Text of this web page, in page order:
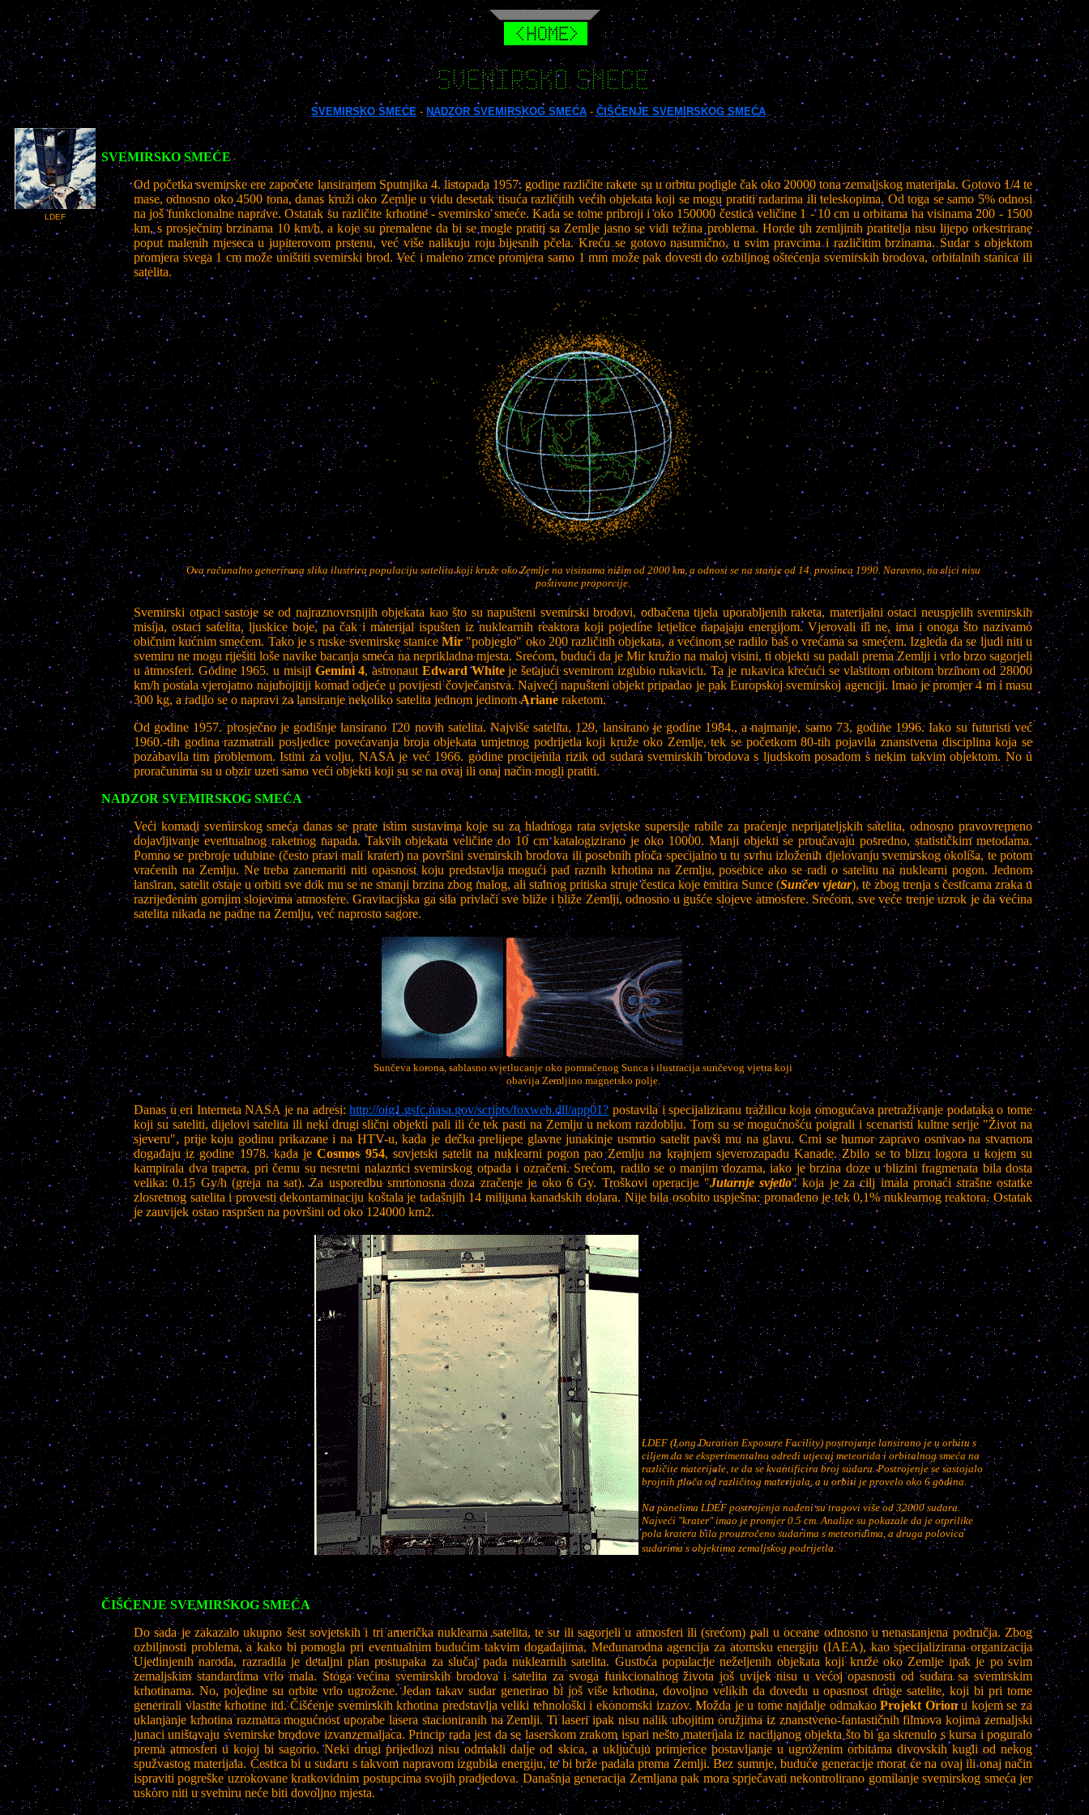
SVEMIRSKO SMECE
SVEMIRSKO SMEĆE- NADZOR SVEMIRSKOG SMEĆA -ČIŠĆENJE SVEMIRSKOG SMEĆA
LDEF
SVEMIRSKO SMEĆE
Od početka svemirske ere započete lansiranjem Sputnjika 4. listopada 1957. godine različite rakete su u orbitu podigle čak oko 20000 tona zemaljskog materijala. Gotovo 1/4 te
mase, odnosno oko 4500 tona, danas kruži oko Zemlje u vidu desetak tisuća različitih većih objekata koji se mogu pratiti radarima ili teleskopima. Od toga se samo 5% odnosi
na još funkcionalne naprave. Ostatak su različite krhotine - svemirsko smeće. Kada se tome pribroji i oko 150000 čestica veličine 1 - 10 cm u orbitama na visinama 200 - 1500
km, s prosječnim brzinama 10 km/h, a koje su premalene da bi se mogle pratiti sa Zemlje jasno se vidi težina problema. Horde tih zemljinih pratitelja nisu lijepo orkestrirane
poput malenih mjeseca u jupiterovom prstenu, već više nalikuju roju bijesnih pčela. Kreću se gotovo nasumično, u svim pravcima i različitim brzinama. Sudar s objektom
promjera svega 1 cm može uništiti svemirski brod. Već i maleno zrnce promjera samo 1 mm može pak dovesti do ozbiljnog oštećenja svemirskih brodova, orbitalnih stanica ili
satelita.
Ova računalno generirana slika ilustrira populaciju satelita koji kruže oko Zemlje na visinama nižim od 2000 km, a odnosi se na stanje od 14. prosinca 1990. Naravno, na slici nisu
poštivane proporcije.
Svemirski otpaci sastoje se od najraznovrsnijih objekata kao što su napušteni svemirski brodovi, odbačena tijela uporabljenih raketa, materijalni ostaci neuspjelih svemirskih
misija, ostaci satelita, ljuskice boje, pa čak i materijal ispušten iz nuklearnih reaktora koji pojedine letjelice napajaju energijom. Vjerovali ili ne, ima i onoga što nazivamo
običnim kućnim smećem. Tako je s ruske svemirske staniceMir"pobjeglo" oko 200 različitih objekata, a većinom se radilo baš o vrećama sa smećem. Izgleda da se ljudi niti u
svemiru ne mogu riješiti loše navike bacanja smeća na neprikladna mjesta. Srećom, budući da je Mir kružio na maloj visini, ti objekti su padali prema Zemlji i vrlo brzo sagorjeli
u atmosferi. Godine 1965. u misijiGemini 4, astronaut Edward Whiteje šetajući svemirom izgubio rukavicu. Ta je rukavica krećući se vlastitom orbitom brzinom od 28000
km/h postala vjerojatno najubojitiji komad odjeće u povijesti čovječanstva. Najveći napušteni objekt pripadao je pak Europskoj svemirskoj agenciji. Imao je promjer 4 m i masu
300 kg, a radilo se o napravi za lansiranje nekoliko satelita jednom jedinomArianeraketom.
Od godine 1957. prosječno je godišnje lansirano 120 novih satelita. Najviše satelita, 129, lansirano je godine 1984., a najmanje, samo 73, godine 1996. Iako su futuristi već
1960.-tih godina razmatrali posljedice povećavanja broja objekata umjetnog podrijetla koji kruže oko Zemlje, tek se početkom 80-tih pojavila znanstvena disciplina koja se
pozabavila tim problemom. Istini za volju, NASA je već 1966. godine procijenila rizik od sudara svemirskih brodova s ljudskom posadom s nekim takvim objektom. No u
proračunima su u obzir uzeti samo veći objekti koji su se na ovaj ili onaj način mogli pratiti.
NADZOR SVEMIRSKOG SMEĆA
Veći komadi svemirskog smeća danas se prate istim sustavima koje su za hladnoga rata svjetske supersile rabile za praćenje neprijateljskih satelita, odnosno pravovremeno
dojavljivanje eventualnog raketnog napada. Takvih objekata veličine do 10 cm katalogizirano je oko 10000. Manji objekti se proučavaju posredno, statističkim metodama.
Pomno se prebroje udubine (često pravi mali krateri) na površini svemirskih brodova ili posebnih ploča specijalno u tu svrhu izloženih djelovanju svemirskog okoliša, te potom
vraćenih na Zemlju.Ne treba zanemariti niti opasnost koju predstavlja mogući pad raznih krhotina na Zemlju, posebice ako se radi o satelitu na nuklearni pogon. Jednom
lansiran, satelit ostaje u orbiti sve dok mu se ne smanji brzina zbog malog, ali stalnog pritiska struje čestica koje emitira Sunce (Sunčev vjetar), te zbog trenja s česticama zraka u
razrijeđenim gornjim slojevima atmosfere. Gravitacijska ga sila privlači sve bliže i bliže Zemlji, odnosno u gušće slojeve atmosfere. Srećom, sve veće trenje uzrok je da većina
satelita nikada ne padne na Zemlju, već naprosto sagore.
Sunčeva korona, sablasno svjetlucanje oko pomračenog Sunca i ilustracija sunčevog vjetra koji
obavija Zemljino magnetsko polje.
Danas u eri Interneta NASA je na adresi:http://oig1.gsfc.nasa.gov/scripts/foxweb.dll/app01? postavila i specijaliziranu tražilicu koja omogućava pretraživanje podataka o tome
koji su sateliti, dijelovi satelita ili neki drugi slični objekti pali ili će tek pasti na Zemlju u nekom razdoblju. Tom su se mogućnošću poigrali i scenaristi kultne serije "Život na
sjeveru", prije koju godinu prikazane i na HTV-u, kada je dečka prelijepe glavne junakinje usmrtio satelit pavši mu na glavu. Crni se humor zapravo osnivao na stvarnom
događaju iz godine 1978. kada jeCosmos 954, sovjetski satelit na nuklearni pogon pao Zemlju na krajnjem sjeverozapadu Kanade. Zbilo se to blizu logora u kojem su
kampirala dva trapera, pri čemu su nesretni nalaznici svemirskog otpada i ozračeni. Srećom, radilo se o manjim dozama, iako je brzina doze u blizini fragmenata bila dosta
velika: 0.15 Gy/h (greja na sat). Za usporedbu smrtonosna doza zračenje je oko 6 Gy. Troškovi operacije "Jutarnje svjetlo" koja je za cilj imala pronaći strašne ostatke
zlosretnog satelita i provesti dekontaminaciju koštala je tadašnjih 14 milijuna kanadskih dolara. Nije bila osobito uspješna: pronađeno je tek 0,1% nuklearnog reaktora. Ostatak
je zauvijek ostao raspršen na površini od oko 124000 km2.
LDEF (Long Duration Exposure Facility) postrojenje lansirano je u orbitu s
ciljem da se eksperimentalno odredi utjecaj meteorida i orbitalnog smeća na
različite materijale, te da se kvantificira broj sudara. Postrojenje se sastojalo
brojnih ploča od različitog materijala, a u orbiti je provelo oko 6 godina.
Na panelima LDEF postrojenja nađeni su tragovi više od 32000 sudara.
Najveći "krater" imao je promjer 0.5 cm. Analize su pokazale da je otprilike
pola kratera bila prouzročeno sudarima s meteoridima, a druga polovica
sudarima s objektima zemaljskog podrijetla.
ČIŠĆENJE SVEMIRSKOG SMEĆA
Do sada je zakazalo ukupno šest sovjetskih i tri američka nuklearna satelita, te su ili sagorjeli u atmosferi ili (srećom) pali u oceane odnosno u nenastanjena područja. Zbog
ozbiljnosti problema, a kako bi pomogla pri eventualnim budućim takvim događajima, Međunarodna agencija za atomsku energiju (IAEA), kao specijalizirana organizacija
Ujedinjenih naroda, razradila je detaljni plan postupaka za slučaj pada nuklearnih satelita. Gustoća populacije neželjenih objekata koji kruže oko Zemlje ipak je po svim
zemaljskim standardima vrlo mala. Stoga većina svemirskih brodova i satelita za svoga funkcionalnog života još uvijek nisu u većoj opasnosti od sudara sa svemirskim
krhotinama. No, pojedine su orbite vrlo ugrožene. Jedan takav sudar generirao bi još više krhotina, dovoljno velikih da dovedu u opasnost druge satelite, koji bi pri tome
generirali vlastite krhotine itd. Čišćenje svemirskih krhotina predstavlja veliki tehnološki i ekonomski izazov. Možda je u tome najdalje odmakaoProjekt Orionu kojem se za
uklanjanje krhotina razmatra mogućnost uporabe lasera stacioniranih na Zemlji. Ti laseri ipak nisu nalik ubojitim oružjima iz znanstveno-fantastičnih filmova kojima zemaljski
junaci uništavaju svemirske brodove izvanzemaljaca. Princip rada jest da se laserskom zrakom ispari nešto materijala iz naciljanog objekta što bi ga skrenulo s kursa i poguralo
prema atmosferi u kojoj bi sagorio. Neki drugi prijedlozi nisu odmakli dalje od skica, a uključuju primjerice postavljanje u ugroženim orbitama divovskih kugli od nekog
spužvastog materijala. Čestica bi u sudaru s takvom napravom izgubila energiju, te bi brže padala prema Zemlji. Bez sumnje, buduće generacije morat će na ovaj ili onaj način
ispraviti pogreške uzrokovane kratkovidnim postupcima svojih pradjedova. Današnja generacija Zemljana pak mora sprječavati nekontrolirano gomilanje svemirskog smeća jer
uskoro niti u svemiru neće biti dovoljno mjesta.